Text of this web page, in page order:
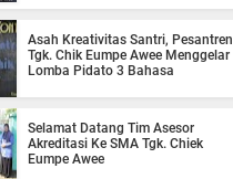
Asah Kreativitas Santri, Pesantren
Tgk. Chik Eumpe Awee Menggelar
Lomba Pidato 3 Bahasa
Selamat Datang Tim Asesor
Akreditasi Ke SMA Tgk. Chiek
Eumpe Awee